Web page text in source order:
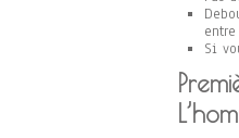
Si